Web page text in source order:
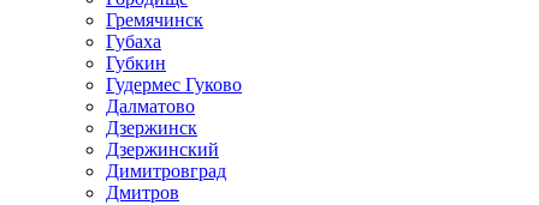
Гремячинск
Губаха
Губкин
Гудермес Гуково
Далматово
Дзержинск
Дзержинский
Димитровград
Дмитров